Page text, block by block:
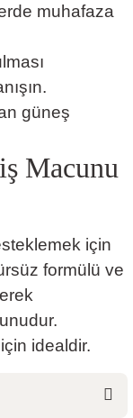
muhafaza
güneş
Macunu
için
formülü ve
idealdir.